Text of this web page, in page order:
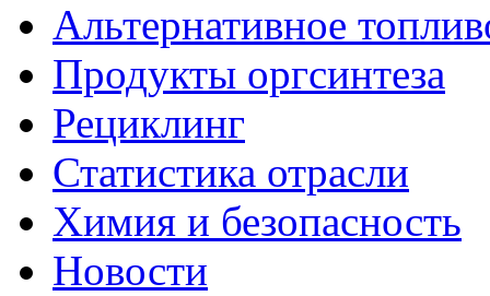
Альтернативное
Продукты оргсинтеза
Рециклинг
Статистика отрасли
Химия и безопасность
Новости